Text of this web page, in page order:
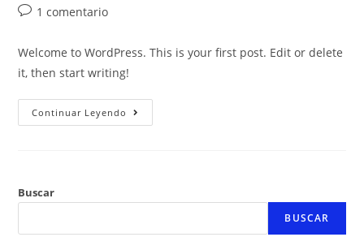
1 comentario
Welcome to WordPress. This is your first post. Edit or delete
it, then start writing!
Continuar Leyendo
Buscar
BUSCAR